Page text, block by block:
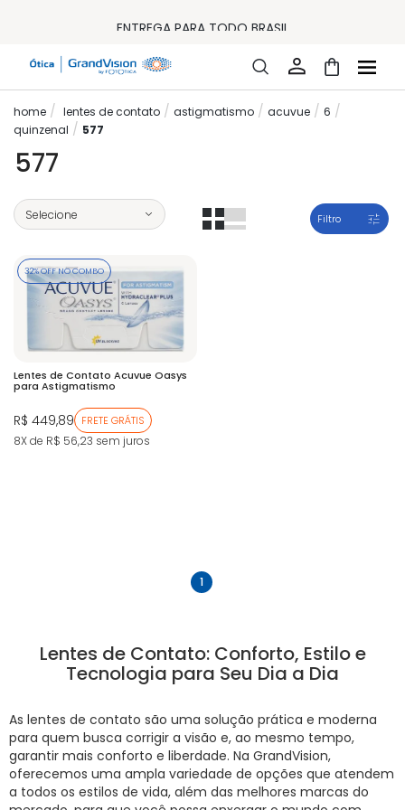
ENTREGA PARA TODO BRASIL
32% OFF NO COMBO - CONS. REG.
FRETE GRÁTIS EM TODO O SITE
10% OFF PAGAMENTO À VISTA OU PIX
15% OFF NA PRIMEIRA COMPRA (CONSULTE REGULAMENTO)
lentes de contato astigmatismo acuvue
6
quinzenal
577
577
Filtro
Lentes de Contato Acuvue Oasys
para Astigmatismo
R$ 449,89 FRETE GRÁTIS
32% OFF NO COMBO
8X de R$ 56,23 sem juros
1
Lentes de Contato: Conforto, Estilo e
Tecnologia para Seu Dia a Dia
As lentes de contato são uma solução prática e moderna
para quem busca corrigir a visão e, ao mesmo tempo,
garantir mais conforto e liberdade. Na GrandVision,
oferecemos uma ampla variedade de opções que atendem
a todos os estilos de vida, além das melhores marcas do